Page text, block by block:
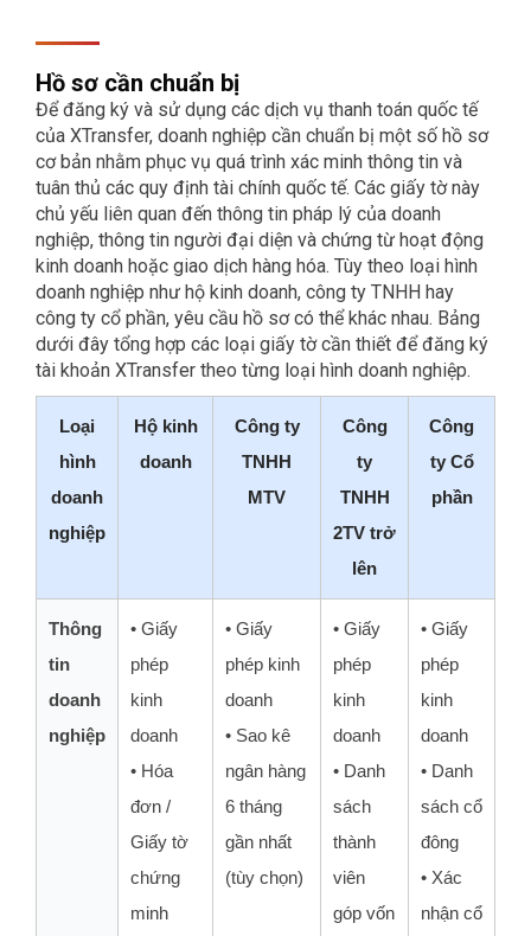
Hồ sơ cần chuẩn bị
Để đăng ký và sử dụng các dịch vụ thanh toán quốc tế
của XTransfer, doanh nghiệp cần chuẩn bị một số hồ sơ
cơ bản nhằm phục vụ quá trình xác minh thông tin và
tuân thủ các quy định tài chính quốc tế. Các giấy tờ này
chủ yếu liên quan đến thông tin pháp lý của doanh
nghiệp, thông tin người đại diện và chứng từ hoạt động
kinh doanh hoặc giao dịch hàng hóa. Tùy theo loại hình
doanh nghiệp như hộ kinh doanh, công ty TNHH hay
công ty cổ phần, yêu cầu hồ sơ có thể khác nhau. Bảng
dưới đây tổng hợp các loại giấy tờ cần thiết để đăng ký
tài khoản XTransfer theo từng loại hình doanh nghiệp.
Loại
hình
doanh
nghiệp
Hộ kinh
doanh
Công ty
TNHH
MTV
Công
ty
TNHH
2TV trở
lên
Công
ty Cổ
phần
Thông
tin
doanh
nghiệp
• Giấy
phép
kinh
doanh
• Hóa
đơn /
Giấy tờ
chứng
minh
• Giấy
phép kinh
doanh
• Sao kê
ngân hàng
6 tháng
gần nhất
(tùy chọn)
• Giấy
phép
kinh
doanh
• Danh
sách
thành
viên
góp vốn
• Giấy
phép
kinh
doanh
• Danh
sách cổ
đông
• Xác
nhận cổ